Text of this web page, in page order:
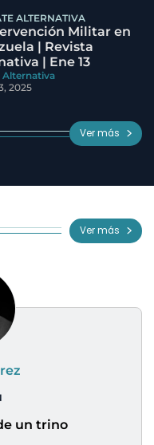
ALTERNATIVA
Militar en
| Revista
| Ene 13
Alternativa
2025
Ver más
Ver más
un trino